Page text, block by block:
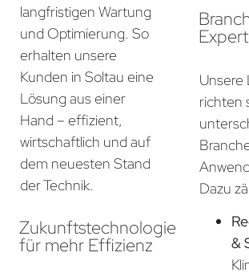
langfristigen Wartung
und Optimierung. So
erhalten unsere
Kunden in Soltau eine
Lösung aus einer
Hand – effizient,
wirtschaftlich und auf
dem neuesten Stand
der Technik.
Zukunftstechnologie
für mehr Effizienz
Unsere
richten
Dazu
&